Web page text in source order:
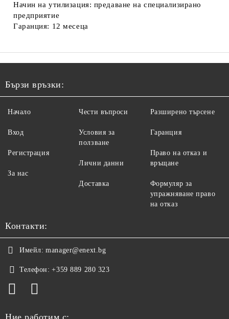
Начин на утилизация: предаване на специализирано
предприятие
Гаранция: 12 месеца
Бързи връзки:
Начало
Вход
Регистрация
За нас
Чести въпроси
Условия за
ползване
Лични данни
Доставка
Разширено търсене
Гаранция
Право на отказ и
връщане
Формуляр за
упражняване право
на отказ
Контакти:
Имейл: manager@enext.bg
Телефон: +359 889 280 323
Ние работим с: